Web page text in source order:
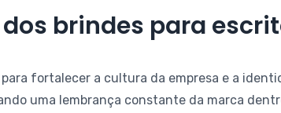
brindes para
para fortalecer a cultura da empresa e a
uma lembrança constante da marca